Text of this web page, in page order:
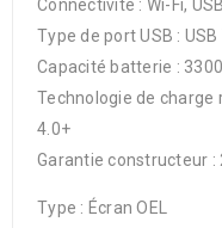
Connectivité : Wi-Fi,
Type de port USB :
Capacité batterie :
Technologie de charge
4.0+
Garantie constructeur :
Type : Écran OEL